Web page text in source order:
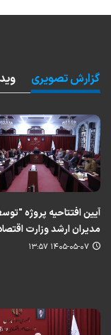
گزارش تصویری
آیین افتتاحیه پروژه
مدیران ارشد وزارت
۱۴۰۵-۰۵-۰۷ ۱۳:۵۷